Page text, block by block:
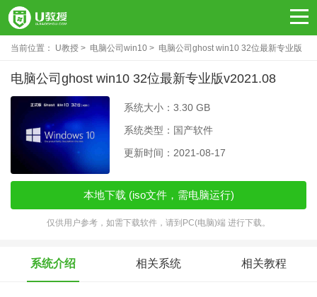
当前位置： U教授 电脑公司win10 电脑公司ghost win10 32位最新专业版
v2021.08
电脑公司ghost win10 32位最新专业版v2021.08
系统大小：3.30 GB
系统类型：国产软件
更新时间：2021-08-17
本地下载 (iso文件，需电脑运行)
仅供用户参考，如需下载软件，请到PC(电脑)端 进行下载。
系统介绍 相关系统 相关教程